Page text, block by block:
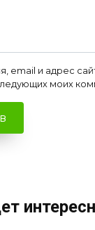
email и адрес
моих